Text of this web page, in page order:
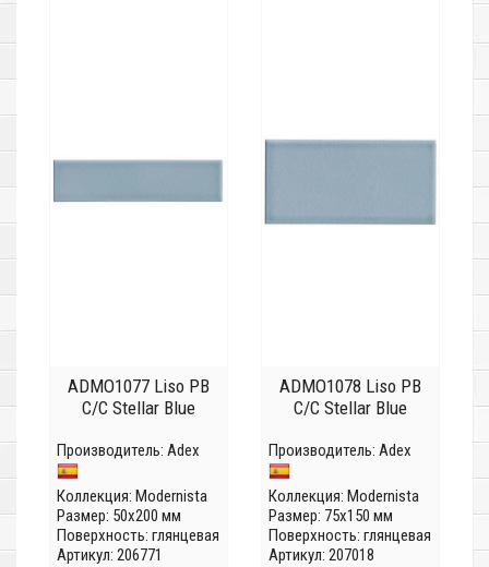
ADMO1077 Liso PB
C/C Stellar Blue
Производитель: Adex
Коллекция: Modernista
Размер: 50x200 мм
Поверхность: глянцевая
Артикул: 206771
ADMO1078 Liso PB
C/C Stellar Blue
Производитель: Adex
Коллекция: Modernista
Размер: 75x150 мм
Поверхность: глянцевая
Артикул: 207018